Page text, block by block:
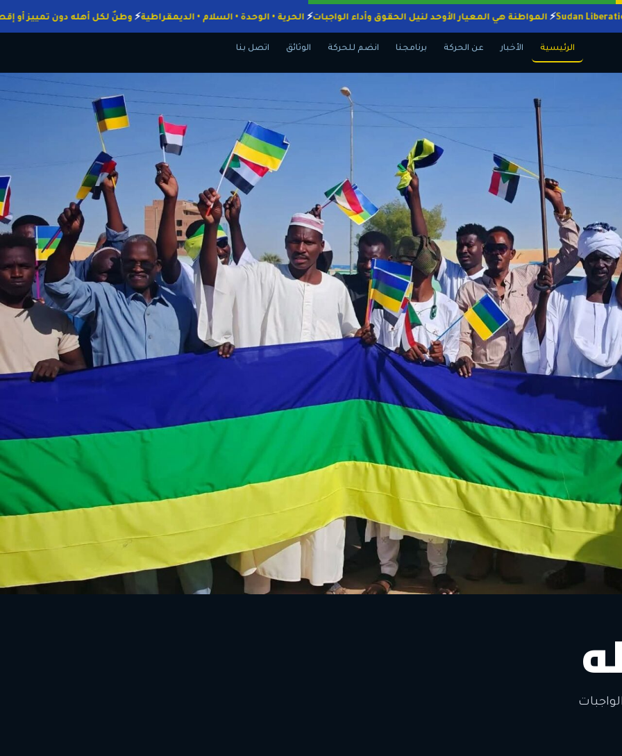
المواطنة هي المعيار الأوحد لنيل الحقوق وأداء الواجبات الحرية • الوحدة • السلام • الديمقراطية وطنٌ لكل أهله دون
الرئيسية الأخبار عن الحركة برنامجنا انضم للحركة الوثائق اتصل بنا